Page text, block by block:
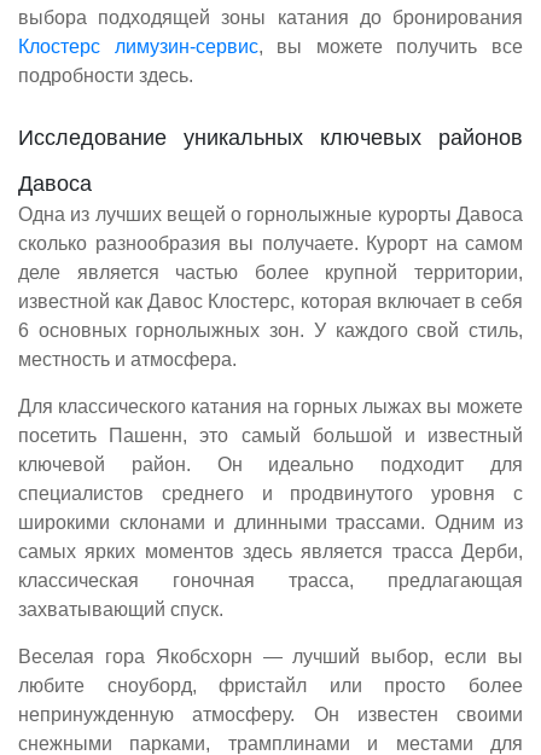
выбора подходящей зоны катания до бронирования
Клостерс лимузин-сервис, вы можете получить все
подробности здесь.
Исследование уникальных ключевых районов
Давоса
Одна из лучших вещей о горнолыжные курорты Давоса
сколько разнообразия вы получаете. Курорт на самом
деле является частью более крупной территории,
известной как Давос Клостерс, которая включает в себя
6 основных горнолыжных зон. У каждого свой стиль,
местность и атмосфера.
Для классического катания на горных лыжах вы можете
посетить Пашенн, это самый большой и известный
ключевой район. Он идеально подходит для
специалистов среднего и продвинутого уровня с
широкими склонами и длинными трассами. Одним из
самых ярких моментов здесь является трасса Дерби,
классическая гоночная трасса, предлагающая
захватывающий спуск.
Веселая гора Якобсхорн — лучший выбор, если вы
любите сноуборд, фристайл или просто более
непринужденную атмосферу. Он известен своими
снежными парками, трамплинами и местами для